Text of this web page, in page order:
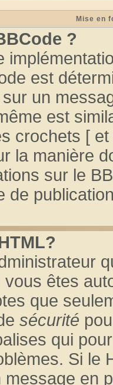
Mise en
?
est
un
est
crochets [
la manière
sur le
de
êtes
que
sécurité
qui
Si le
en